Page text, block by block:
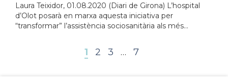
Laura Teixidor, 01.08.2020 (Diari de Girona) L’hospital
d’Olot posarà en marxa aquesta iniciativa per
“transformar” l’assistència sociosanitària als més...
1 2 3 … 7